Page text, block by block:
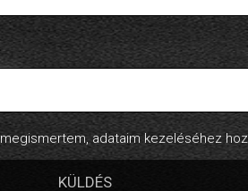
megismertem, adataim kezeléséhez